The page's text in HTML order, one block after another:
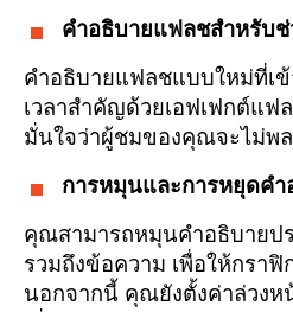
คำอธิบายแฟลชสำหรับช่
คำอธิบายแฟลชแบบใหม่ที่เข้
เวลาสำคัญด้วยเอฟเฟกต์แฟ
มั่นใจว่าผู้ชมของคุณจะไม่พ
การหมุนและการหยุดคำ
คุณสามารถหมุนคำอธิบายป
รวมถึงข้อความ เพื่อให้กรา
นอกจากนี้ คุณยังตั้งค่าล่วงห